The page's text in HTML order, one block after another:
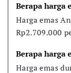
Berapa harga
Harga emas
Rp2.709.000
Berapa harga
Harga emas